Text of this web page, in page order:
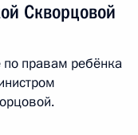
Скворцовой
правам ребёнка